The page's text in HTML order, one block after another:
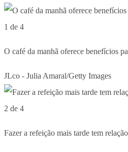
1 de 4
O café da manhã oferece benefícios
JLco - Julia Amaral/Getty Images
2 de 4
Fazer a refeição mais tarde tem